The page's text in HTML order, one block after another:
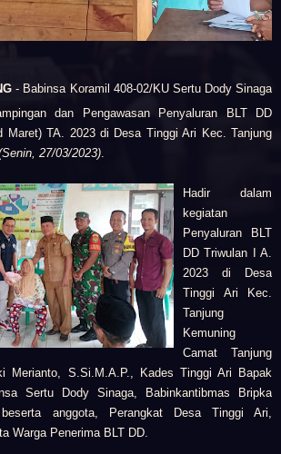
- Babinsa Koramil 408-02/KU Sertu Dody Sinaga
dan Pengawasan Penyaluran BLT DD
Maret) TA. 2023 di Desa Tinggi Ari Kec. Tanjung
27/03/2023).
Hadir dalam
kegiatan
Penyaluran BLT
DD Triwulan I A.
2023 di Desa
Tinggi Ari Kec.
Tanjung
Kemuning
Camat Tanjung
Merianto, S.Si.M.A.P., Kades Tinggi Ari Bapak
Sertu Dody Sinaga, Babinkantibmas Bripka
anggota, Perangkat Desa Tinggi Ari,
Warga Penerima BLT DD.